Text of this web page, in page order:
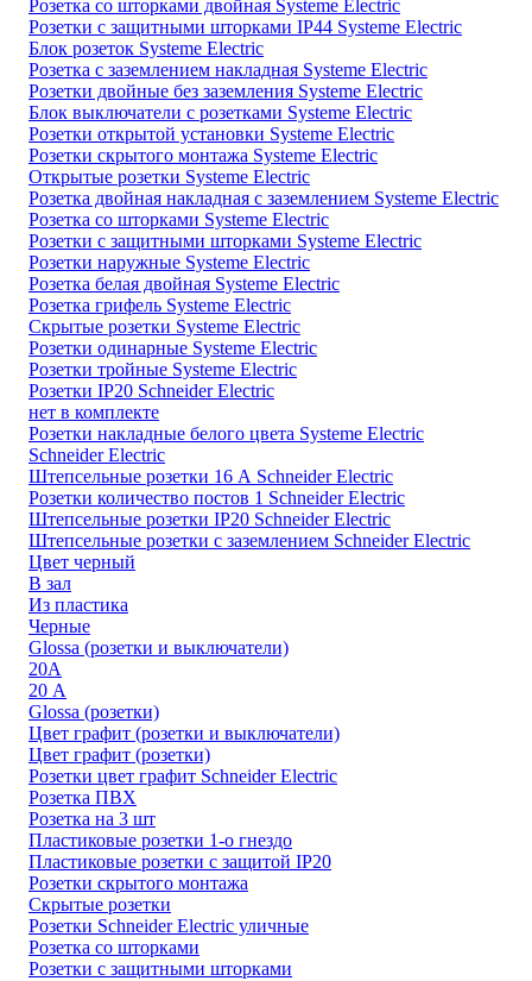
Розетка со шторками двойная Systeme Electric
Розетки с защитными шторками IP44 Systeme Electric
Блок розеток Systeme Electric
Розетка с заземлением накладная Systeme Electric
Розетки двойные без заземления Systeme Electric
Блок выключатели с розетками Systeme Electric
Розетки открытой установки Systeme Electric
Розетки скрытого монтажа Systeme Electric
Открытые розетки Systeme Electric
Розетка двойная накладная с заземлением Systeme Electric
Розетка со шторками Systeme Electric
Розетки с защитными шторками Systeme Electric
Розетки наружные Systeme Electric
Розетка белая двойная Systeme Electric
Розетка грифель Systeme Electric
Скрытые розетки Systeme Electric
Розетки одинарные Systeme Electric
Розетки тройные Systeme Electric
Розетки IP20 Schneider Electric
нет в комплекте
Розетки накладные белого цвета Systeme Electric
Schneider Electric
Штепсельные розетки 16 А Schneider Electric
Розетки количество постов 1 Schneider Electric
Штепсельные розетки IP20 Schneider Electric
Штепсельные розетки с заземлением Schneider Electric
Цвет черный
В зал
Из пластика
Черные
Glossa (розетки и выключатели)
20А
20 А
Glossa (розетки)
Цвет графит (розетки и выключатели)
Цвет графит (розетки)
Розетки цвет графит Schneider Electric
Розетка ПВХ
Розетка на 3 шт
Пластиковые розетки 1-о гнездо
Пластиковые розетки с защитой IP20
Розетки скрытого монтажа
Скрытые розетки
Розетки Schneider Electric уличные
Розетка со шторками
Розетки с защитными шторками